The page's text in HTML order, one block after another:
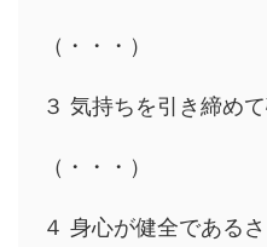
（・・・）
３ 気持ちを引き締め
（・・・）
４ 身心が健全である